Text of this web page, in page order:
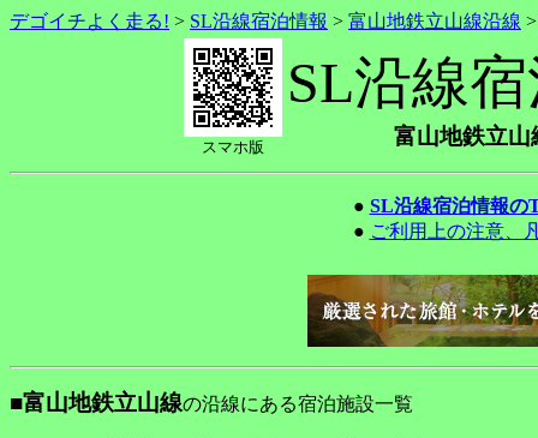
デゴイチよく走る! > SL沿線宿泊情報 > 富山地鉄立山線沿線
スマホ版
SL沿線
富山地鉄立山
● SL沿線宿泊情報の
● ご利用上の注意、
■富山地鉄立山線の沿線にある宿泊施設一覧